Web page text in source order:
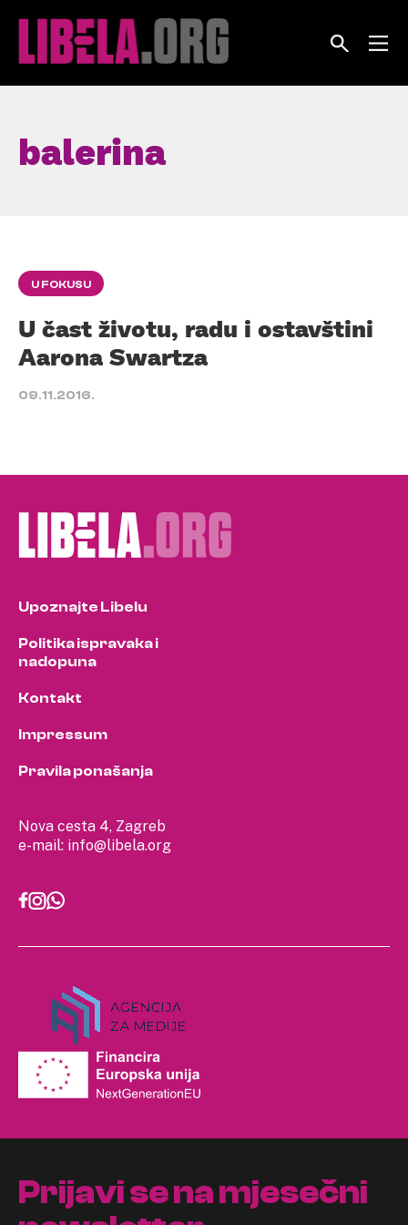
balerina
U FOKUSU
U čast životu, radu i ostavštini
Aarona Swartza
09.11.2016.
Nova cesta 4, Zagreb
e-mail: info@libela.org
Upoznajte Libelu
Politika ispravaka i
nadopuna
Kontakt
Impressum
Pravila ponašanja
Prijavi se na mjesečni